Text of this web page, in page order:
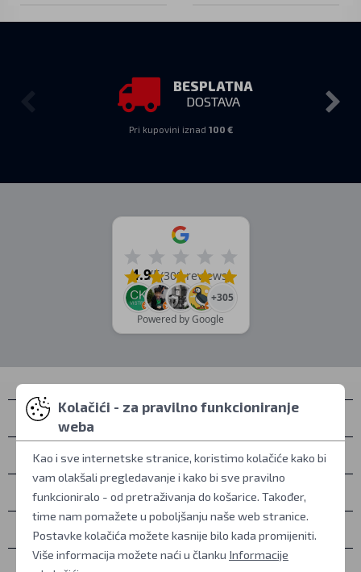
BESPLATNA
DOSTAVA
Pri kupovini iznad 100 €
4.9/5(309 reviews)
+305
Powered by Google
Kontakti
Osobno preuzimanje
Sve o kupovini
Više informacija
Ostalo
Kolačići - za pravilno funkcioniranje
weba
Kao i sve internetske stranice, koristimo kolačiće kako bi
vam olakšali pregledavanje i kako bi sve pravilno
funkcioniralo - od pretraživanja do košarice. Također,
time nam pomažete u poboljšanju naše web stranice.
Postavke kolačića možete kasnije bilo kada promijeniti.
Više informacija možete naći u članku Informacije